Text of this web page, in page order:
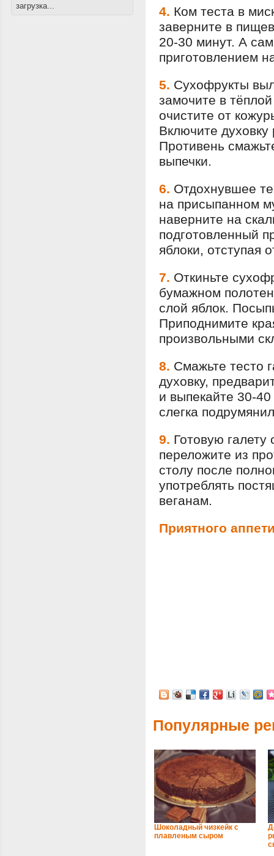
загрузка...
4. Ком теста в
заверните в
20-30 минут. А
приготовлением
5. Сухофрукты
замочите в
очистите от
Включите духовку
Противень
выпечки.
6. Отдохнувшее
на присыпанном
наверните на
подготовленный
яблоки, отступая
7. Откиньте
бумажном
слой яблок.
Приподнимите
произвольными
8. Смажьте тесто
духовку,
и выпекайте 30-
слегка
9. Готовую
переложите из
столу после
употреблять
веганам.
Приятного
Популярные
Шоколадный чизкейк с
плавленым сыром